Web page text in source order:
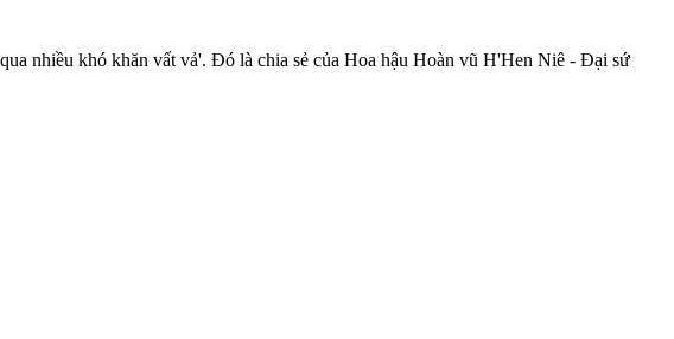
nhiều khó khăn vất vả'. Đó là chia sẻ của Hoa hậu Hoàn vũ H'Hen Niê - Đại sứ